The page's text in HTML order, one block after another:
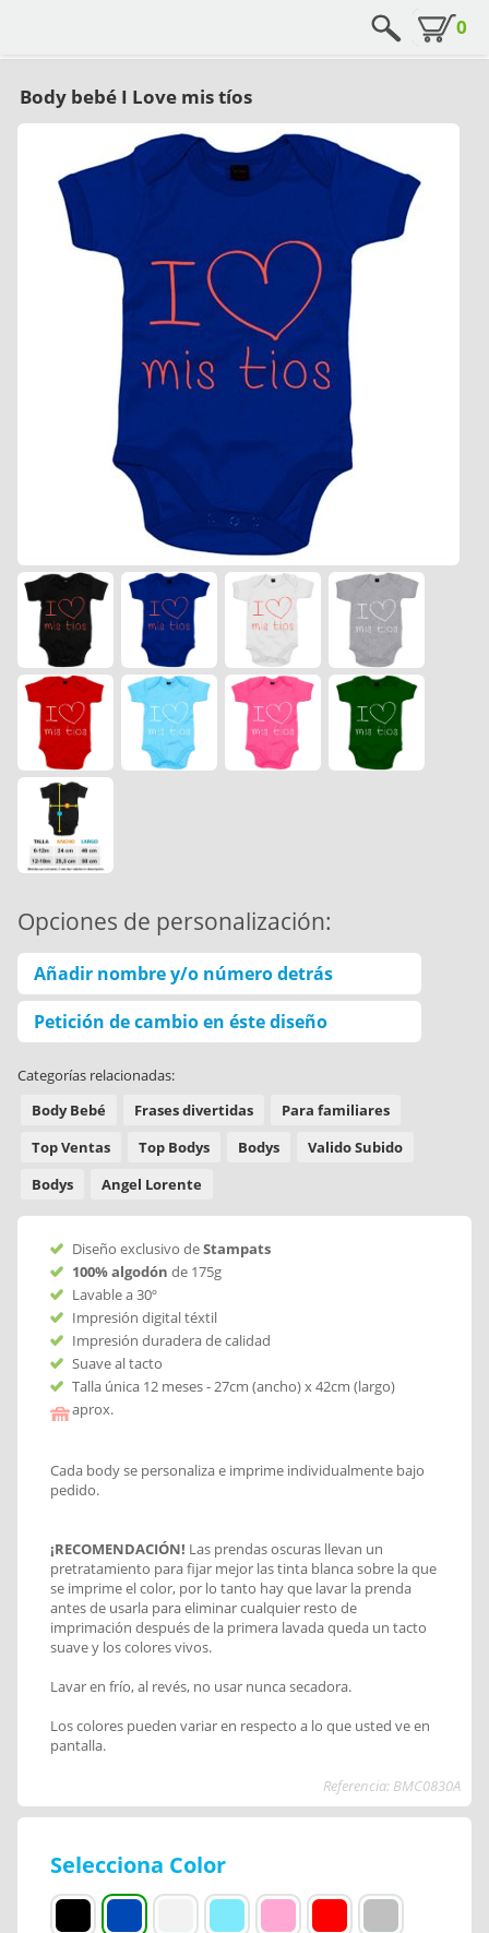
0
Body bebé I Love mis tíos
Opciones de personalización:
Añadir nombre y/o número detrás
Petición de cambio en éste diseño
Categorías relacionadas:
Body Bebé
Frases divertidas
Para familiares
Top Ventas
Top Bodys Bodys
Valido Subido
Bodys
Angel Lorente
Diseño exclusivo deStampats
100% algodón de 175g
Lavable a 30º
Impresión digital téxtil
Impresión duradera de calidad
Suave al tacto
Talla única 12 meses - 27cm (ancho) x 42cm (largo)
aprox.
Cada body se personaliza e imprime individualmente bajo
pedido.
¡RECOMENDACIÓN! Las prendas oscuras llevan un
pretratamiento para fijar mejor las tinta blanca sobre la que
se imprime el color, por lo tanto hay que lavar la prenda
antes de usarla para eliminar cualquier resto de
imprimación después de la primera lavada queda un tacto
suave y los colores vivos.
Lavar en frío, al revés, no usar nunca secadora.
Los colores pueden variar en respecto a lo que usted ve en
pantalla.
Referencia: BMC0830A
Selecciona Color